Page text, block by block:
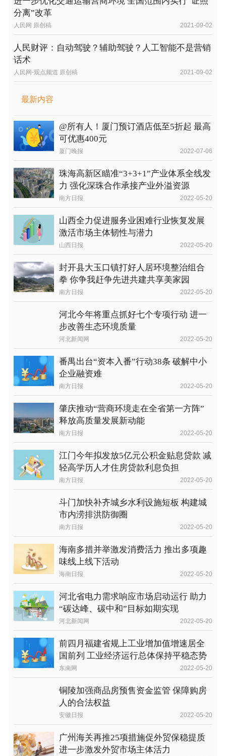
分离”改革
人民网 原创稿 2021-09-02
人民财评：自动驾驶？辅助驾驶？人工智能不是营销
话术
人民网-观点频道 原创稿 2021-09-02
最新内容
@所有人！厦门预订酒店低至5折起 最高
可优惠400元
厦门晚报 2022-07-06
珠海高新区瞄准“3+3+1”产业体系全线发
力 强化深珠合作承接产业外溢资源
南方日报 2022-05-20
山西全力促进服务业困难行业恢复发展
激活市场主体韧性与潜力
山西日报 2022-05-20
封开县大玉口镇打好人居环境整治组合
拳 你争我赶争先进共建共享美家园
南方日报 2022-05-20
河北今年将重点抓好七个专项行动 进一
步改善生态环境质量
河北新闻网 2022-05-20
番禺出台“资本入番”行动38条 破解中小
企业融资难
南方日报 2022-05-20
肇庆推动“营商环境走在全省第一方阵”
释放高质量发展新动能
南方日报 2022-05-20
江门今年拟发放5亿元公积金贴息贷款 减
轻高学历人才住房贷款利息负担
南方日报 2022-05-20
斗门加快补齐城乡水利设施短板 构建城
市内涝排洪防御圈
南方日报 2022-05-20
海南多措并举激发消费活力 推出多项趣
味线上线下活动
海南日报 2022-05-20
河北省电力需求响应市场启动运行 助力
“碳达峰、碳中和”目标如期实现
河北新闻网 2022-05-20
前四月福建省规上工业增加值增速居全
国前列 工业经济运行总体保持平稳态势
东南网 2022-05-20
铜陵加强商品房预售资金监管 保障购房
人的合法权益
安徽日报 2022-05-20
广州海关再推25项措施促外贸保稳提质
进一步激发外贸市场主体活力